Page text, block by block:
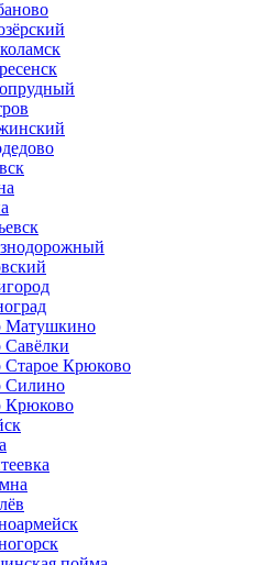
Матушкино
Савёлки
Старое Крюково
Силино
Крюково